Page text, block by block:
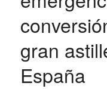
gran
España